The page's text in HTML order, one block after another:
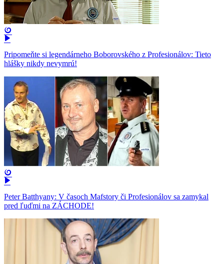
Pripomeňte si legendárneho Boborovského z Profesionálov: Tieto
hlášky nikdy nevymrú!
Peter Batthyany: V časoch Mafstory či Profesionálov sa zamykal
pred ľuďmi na ZÁCHODE!